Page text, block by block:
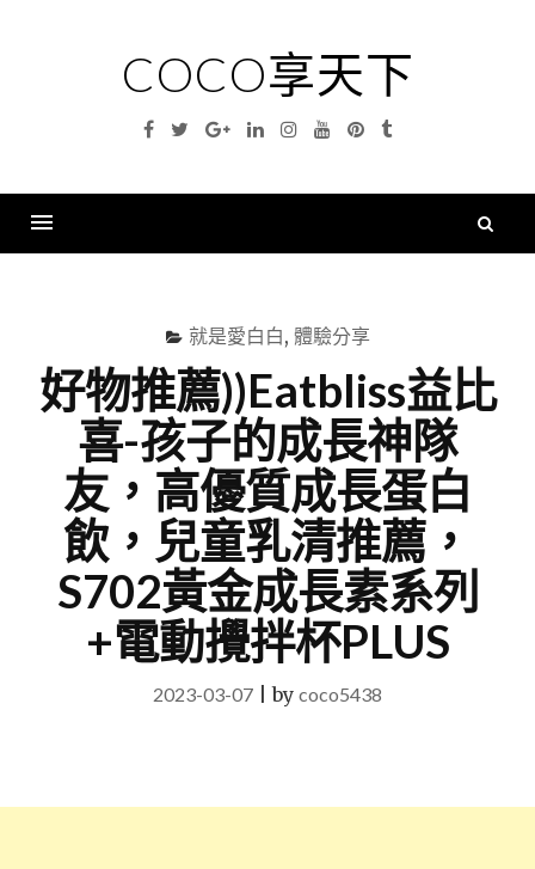
COCO享天下
Facebook
TwitterGoogleLinkedinInstagramYouTubePinterest
Tumblr
就是愛白白, 體驗分享
好物推薦))Eatbliss益比
喜-孩子的成長神隊
友，高優質成長蛋白
飲，兒童乳清推薦，
S702黃金成長素系列
+電動攪拌杯PLUS
2023-03-07 |by coco5438